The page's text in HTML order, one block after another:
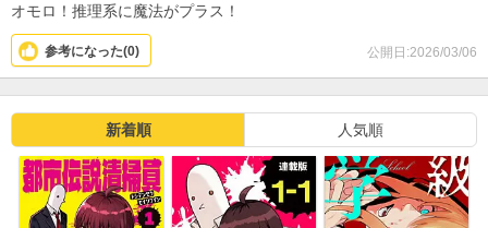
オモロ！推理系に魔法がプラス！
公開日:2026/03/06
参考になった(0)
新着順 人気順